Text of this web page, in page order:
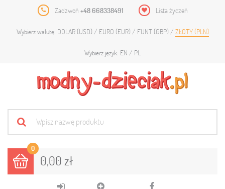
Zadzwoń +48 668338491 Lista życzeń
Wybierz walutę: DOLAR (USD) EURO (EUR) FUNT (GBP) ZŁOTY (PLN)
Wybierz język: EN PL
0
0,00 zł